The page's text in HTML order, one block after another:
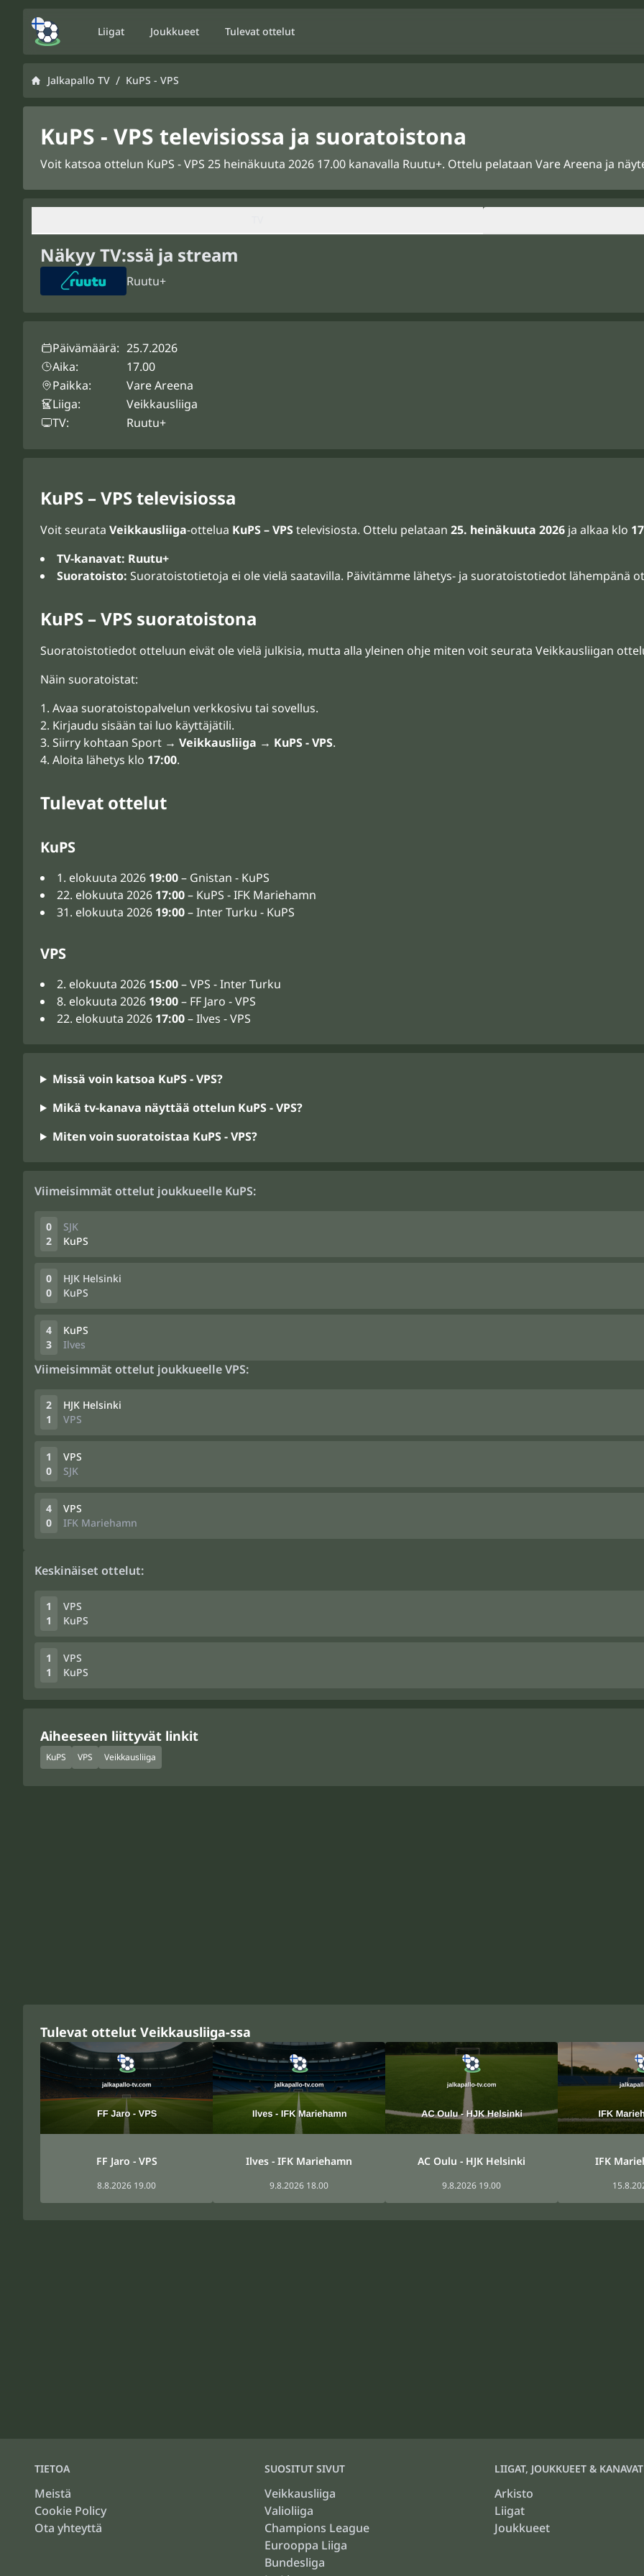
Liigat Joukkueet Tulevat ottelut
Jalkapallo TV / KuPS - VPS
KuPS - VPS televisiossa ja suoratoistona
Voit katsoa ottelun KuPS - VPS 25 heinäkuuta 2026 17.00 kanavalla Ruutu+. Ottelu pelataan Vare Areena ja
Näkyy TV:ssä ja stream
Ruutu+
Päivämäärä: 25.7.2026
Aika:
17.00
Paikka:
Vare Areena
Liiga:
Veikkausliiga
TV:
Ruutu+
KuPS – VPS televisiossa
Voit seurata Veikkausliiga-ottelua KuPS – VPStelevisiosta. Ottelu pelataan 25. heinäkuuta 2026 ja alkaa klo
TV-kanavat: Ruutu+
Suoratoisto: Suoratoistotietoja ei ole vielä saatavilla. Päivitämme lähetys- ja suoratoistotiedot lähempänä
KuPS – VPS suoratoistona
Suoratoistotiedot otteluun eivät ole vielä julkisia, mutta alla yleinen ohje miten voit seurata Veikkausliigan
Näin suoratoistat:
Avaa suoratoistopalvelun verkkosivu tai sovellus.
Kirjaudu sisään tai luo käyttäjätili.
Siirry kohtaan Sport → Veikkausliiga → KuPS - VPS.
Aloita lähetys klo 17:00.
Tulevat ottelut
KuPS
1. elokuuta 2026 19:00– Gnistan - KuPS
22. elokuuta 2026 17:00– KuPS - IFK Mariehamn
31. elokuuta 2026 19:00– Inter Turku - KuPS
VPS
2. elokuuta 2026 15:00– VPS - Inter Turku
8. elokuuta 2026 19:00– FF Jaro - VPS
22. elokuuta 2026 17:00– Ilves - VPS
Missä voin katsoa KuPS - VPS?
Mikä tv-kanava näyttää ottelun KuPS - VPS?
Miten voin suoratoistaa KuPS - VPS?
Viimeisimmät ottelut joukkueelle KuPS:
0
2
SJK
KuPS
0
0
HJK Helsinki
KuPS
4
3
KuPS
Ilves
Viimeisimmät ottelut joukkueelle VPS:
2
1
HJK Helsinki
VPS
1
0
VPS
SJK
4
0
VPS
IFK Mariehamn
Keskinäiset ottelut:
1
1
VPS
KuPS
1
1
VPS
KuPS
Aiheeseen liittyvät linkit
KuPS VPS Veikkausliiga
Tulevat ottelut Veikkausliiga-ssa
FF Jaro - VPS
8.8.2026 19.00
Ilves - IFK Mariehamn
9.8.2026 18.00
AC Oulu - HJK Helsinki
9.8.2026 19.00
IFK
TIETOA
Meistä
Cookie Policy
Ota yhteyttä
SUOSITUT SIVUT
Veikkausliiga
Valioliiga
Champions League
Eurooppa Liiga
Bundesliga
LIIGAT, JOUKKUEET & KANAVAT
Arkisto
Liigat
Joukkueet